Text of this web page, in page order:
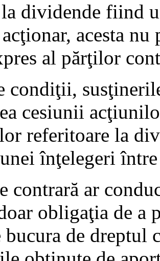
dividende fiind
acesta
al părţilor
condiţii,
cesiunii
referitoare la
înţelegeri
contrară ar
obligaţia de a
bucura de